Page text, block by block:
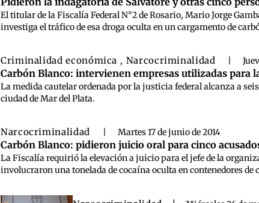
El titular de la Fiscalía Federal N°2 de Rosario, Mario Jorge
investiga el tráfico de esa droga oculta en un cargamento de
Criminalidad económica , Narcocriminalidad
Carbón Blanco: intervienen empresas utilizadas para
La medida cautelar ordenada por la justicia federal alcanza a
ciudad de Mar del Plata.
Narcocriminalidad Martes 17 de junio de 2014
Carbón Blanco: pidieron juicio oral para cinco
La Fiscalía requirió la elevación a juicio para el jefe de la
involucraron una tonelada de cocaína oculta en contenedores de